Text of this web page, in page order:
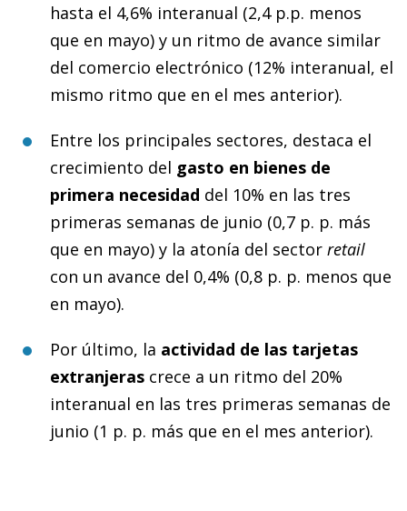
hasta el 4,6% interanual (2,4 p.p. menos
que en mayo) y un ritmo de avance similar
del comercio electrónico (12% interanual, el
mismo ritmo que en el mes anterior).
Entre los principales sectores, destaca el
crecimiento del gasto en bienes de
primera necesidad del 10% en las tres
primeras semanas de junio (0,7 p. p. más
que en mayo) y la atonía del sector retail
con un avance del 0,4% (0,8 p. p. menos que
en mayo).
Por último, la actividad de las tarjetas
extranjeras crece a un ritmo del 20%
interanual en las tres primeras semanas de
junio (1 p. p. más que en el mes anterior).